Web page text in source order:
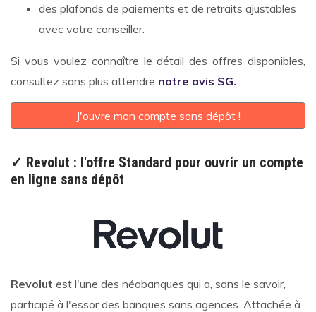
des plafonds de paiements et de retraits ajustables
avec votre conseiller.
Si vous voulez connaître le détail des offres disponibles,
consultez sans plus attendre notre avis SG.
J'ouvre mon compte sans dépôt !
✓ Revolut : l'offre Standard pour ouvrir un compte
en ligne sans dépôt
Revolut est l'une des néobanques qui a, sans le savoir,
participé à l'essor des banques sans agences. Attachée à